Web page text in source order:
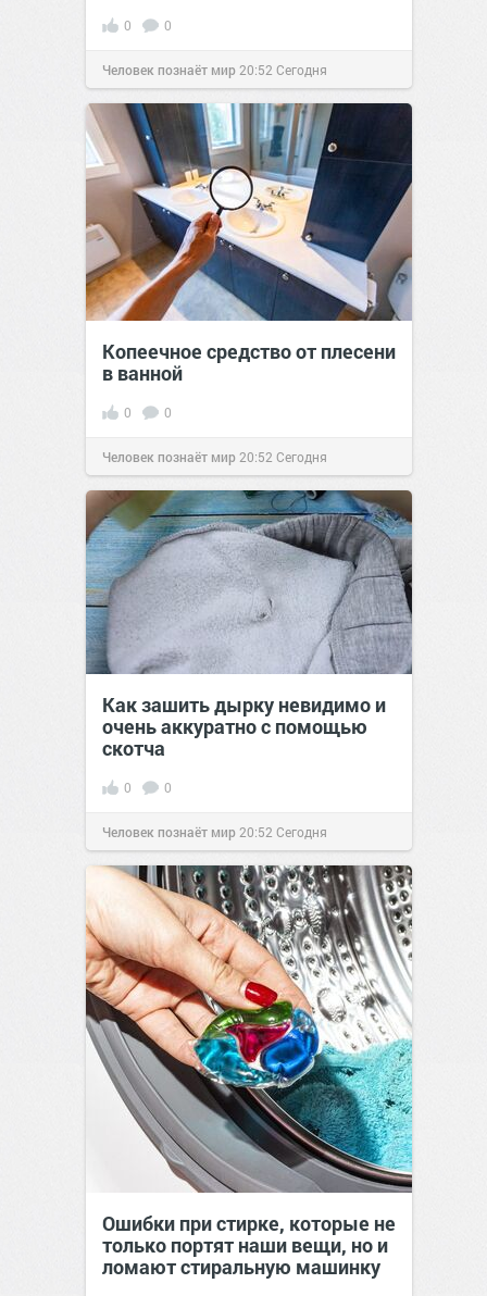
0 0
Человек познаёт мир 20:52 Сегодня
Копеечное средство от плесени
в ванной
0 0
Человек познаёт мир 20:52 Сегодня
Как зашить дырку невидимо и
очень аккуратно с помощью
скотча
0 0
Человек познаёт мир 20:52 Сегодня
Ошибки при стирке, которые не
только портят наши вещи, но и
ломают стиральную машинку